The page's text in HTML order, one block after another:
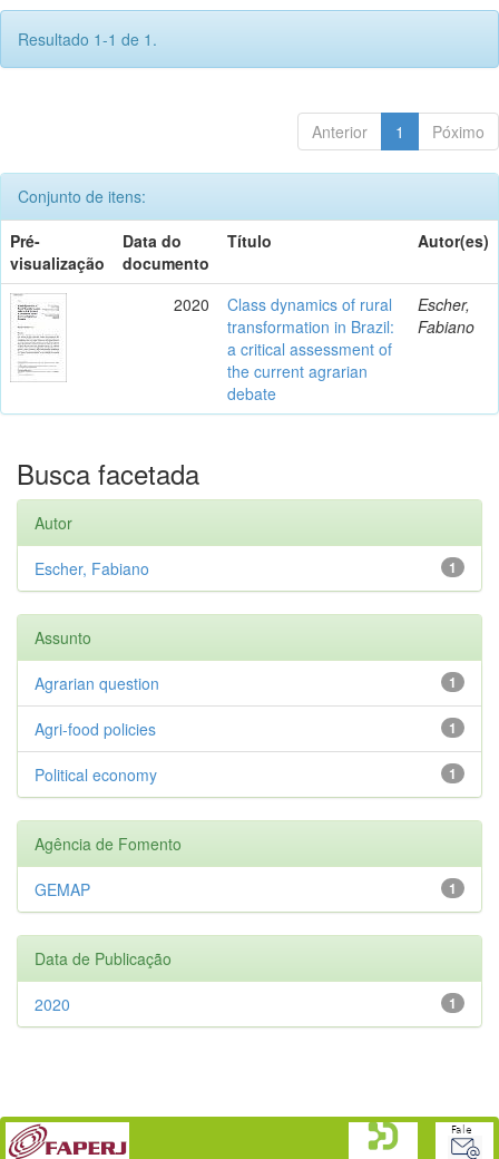
Resultado 1-1 de 1.
Anterior 1 Póximo
Conjunto de itens:
Pré-
visualização
Data do
documento
Título Autor(es)
2020
Class dynamics of rural
transformation in Brazil:
a critical assessment of
the current agrarian
debate
Escher,
Fabiano
Busca facetada
Autor
1
Escher, Fabiano
Assunto
1
Agrarian question
1
Agri-food policies
1
Political economy
Agência de Fomento
1
GEMAP
Data de Publicação
1
2020